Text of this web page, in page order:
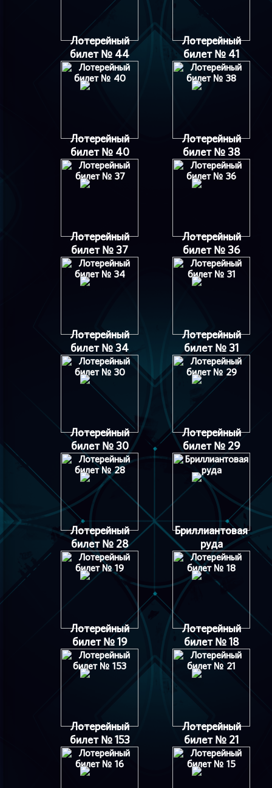
Лотерейный
билет № 44
Лотерейный
билет № 41
Лотерейный
билет № 40
Лотерейный
билет № 38
Лотерейный
билет № 37
Лотерейный
билет № 36
Лотерейный
билет № 34
Лотерейный
билет № 31
Лотерейный
билет № 30
Лотерейный
билет № 29
Лотерейный
билет № 28
Бриллиантовая
руда
Лотерейный
билет № 19
Лотерейный
билет № 18
Лотерейный
билет № 153
Лотерейный
билет № 21